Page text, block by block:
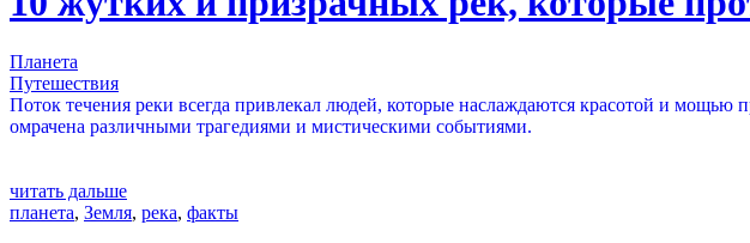
Планета
Путешествия
Поток течения реки всегда привлекал людей, которые наслаждаются красотой и
омрачена различными трагедиями и мистическими событиями.
читать дальше
планета, Земля, река, факты